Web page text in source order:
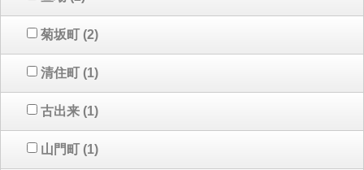
菊坂町 (2)
清住町 (1)
古出来 (1)
山門町 (1)